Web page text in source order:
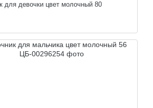
для девочки цвет молочный 80